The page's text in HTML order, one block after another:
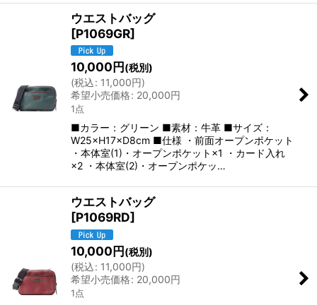
ウエストバッグ
[P1069GR]
10,000円(税別)
(税込: 11,000円)
希望小売価格: 20,000円
1点
■カラー：グリーン ■素材：牛革 ■サイズ：
W25×H17×D8cm ■仕様 ・前面オープンポケット
・本体室(1)・オープンポケット×1 ・カード入れ
×2 ・本体室(2)・オープンポケッ…
ウエストバッグ
[P1069RD]
10,000円(税別)
(税込: 11,000円)
希望小売価格: 20,000円
1点